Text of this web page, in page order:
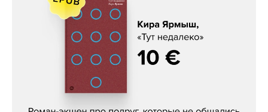
Кира Ярмыш, «Тут недалеко»